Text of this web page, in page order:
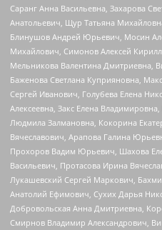
Саранг Анна Васильевна, Захарова
Анатольевич, Щур Татьяна
Блинушов Андрей Юрьевич, Мосин
Михайлович, Симонов Алексей
Мельникова Валентина Дмитриевна,
Баженова Светлана Куприяновна,
Сергей Иванович, Голубева Елена
Алексеевна, Закс Елена
Людмила Залмановна, Кокорина
Вячеславович, Арапова Галина
Прохоров Вадим Юрьевич, Шахова
Васильевич, Протасова Ирина
Лукашевский Сергей Маркович,
Анатолий Ефимович, Сухих Дарья
Добровольская Анна Дмитриевна,
Смирнов Владимир Александрович,